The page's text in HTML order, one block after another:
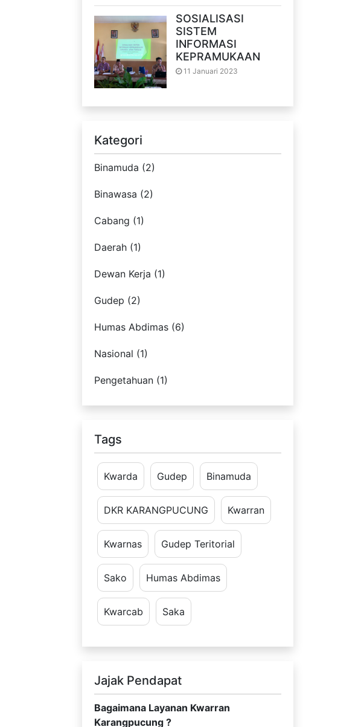
SOSIALISASI
SISTEM
INFORMASI
KEPRAMUKAAN
11 Januari 2023
Kategori
Binamuda (2)
Binawasa (2)
Cabang (1)
Daerah (1)
Dewan Kerja (1)
Gudep (2)
Humas Abdimas (6)
Nasional (1)
Pengetahuan (1)
Tags
Kwarda Gudep Binamuda
DKR KARANGPUCUNG Kwarran
Kwarnas Gudep Teritorial
Sako Humas Abdimas
Kwarcab Saka
Jajak Pendapat
Bagaimana Layanan Kwarran
Karangpucung ?